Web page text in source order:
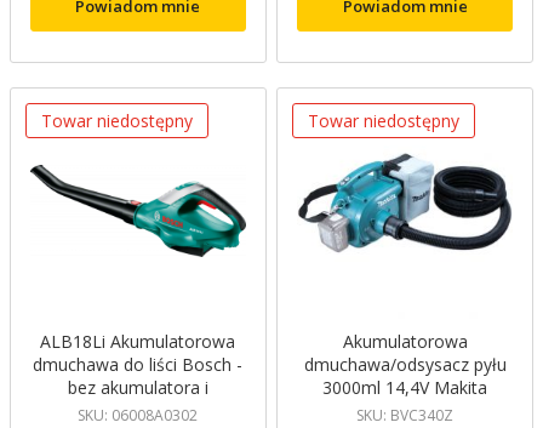
Powiadom mnie Powiadom mnie
Towar niedostępny
ALB18Li Akumulatorowa
dmuchawa do liści Bosch -
bez akumulatora i
ładowarki
SKU: 06008A0302
Towar niedostępny
Akumulatorowa
dmuchawa/odsysacz pyłu
3000ml 14,4V Makita
BVC340Z
SKU: BVC340Z